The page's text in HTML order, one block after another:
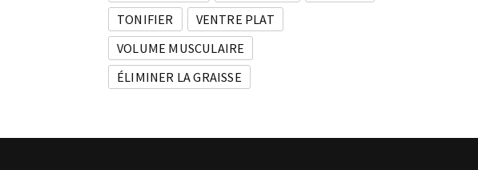
TONIFIER
VENTRE PLAT
VOLUME MUSCULAIRE
ÉLIMINER LA GRAISSE